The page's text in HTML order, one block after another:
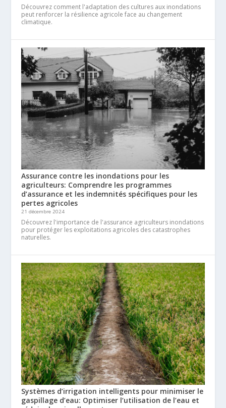
Découvrez comment l'adaptation des cultures aux inondations
peut renforcer la résilience agricole face au changement
climatique.
Assurance contre les inondations pour les
agriculteurs: Comprendre les programmes
d’assurance et les indemnités spécifiques pour les
pertes agricoles
21 décembre 2024
Découvrez l'importance de l'assurance agriculteurs inondations
pour protéger les exploitations agricoles des catastrophes
naturelles.
Systèmes d’irrigation intelligents pour minimiser le
gaspillage d’eau: Optimiser l’utilisation de l’eau et